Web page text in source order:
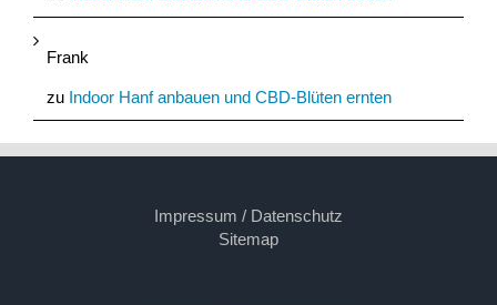
Frank
zu Indoor Hanf anbauen und CBD-Blüten ernten
Impressum / Datenschutz
Sitemap